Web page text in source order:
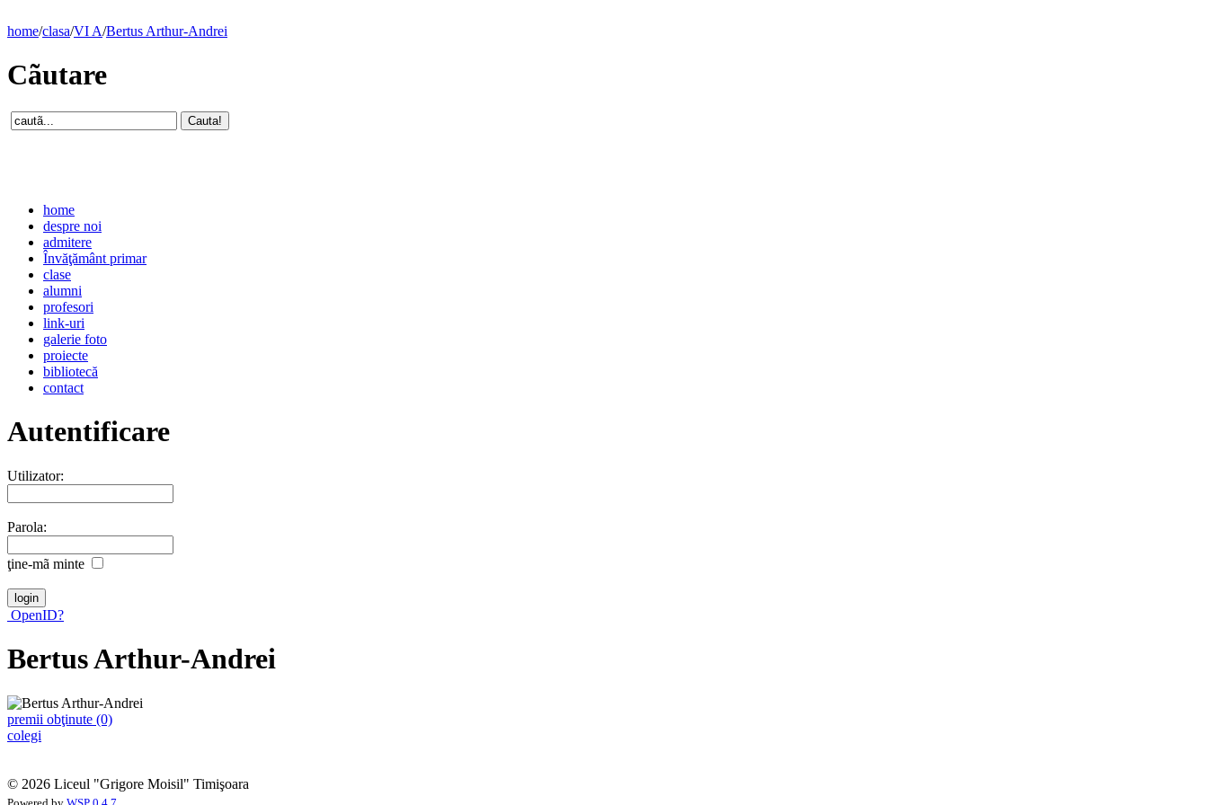
home/clasa/VI A/Bertus Arthur-Andrei
Cãutare
home
despre noi
admitere
Învăţământ primar
clase
alumni
profesori
link-uri
galerie foto
proiecte
bibliotecă
contact
Autentificare
Utilizator:
Parola:
ţine-mã minte
OpenID?
Bertus Arthur-Andrei
premii obţinute (0)
colegi
© 2026 Liceul "Grigore Moisil" Timişoara